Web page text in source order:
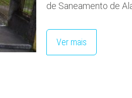
de Saneamento de
Ver mais